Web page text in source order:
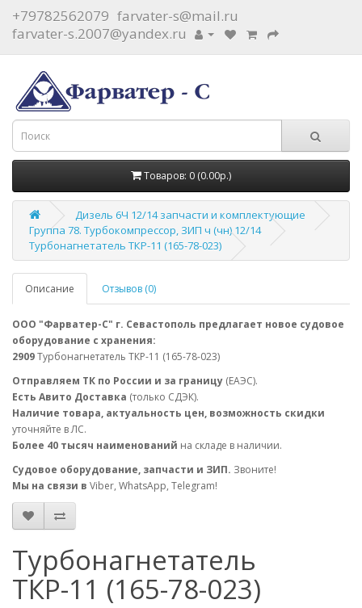
+79782562079 farvater-s@mail.ru
farvater-s.2007@yandex.ru
Товаров: 0 (0.00р.)
Дизель 6Ч 12/14 запчасти и комплектующие
Группа 78. Турбокомпрессор, ЗИП ч (чн) 12/14
Турбонагнетатель ТКР-11 (165-78-023)
Описание Отзывов (0)
ООО "Фарватер-С" г. Севастополь предлагает новое судовое
оборудование с хранения:
2909Турбонагнетатель ТКР-11 (165-78-023)
Отправляем ТК по России и за границу (ЕАЭС).
Есть Авито Доставка (только СДЭК).
Наличие товара, актуальность цен, возможность скидки
уточняйте в ЛС.
Более 40 тысяч наименований на складе в наличии.
Судовое оборудование, запчасти и ЗИП. Звоните!
Мы на связи в Viber, WhatsApp, Telegram!
Турбонагнетатель
ТКР-11 (165-78-023)